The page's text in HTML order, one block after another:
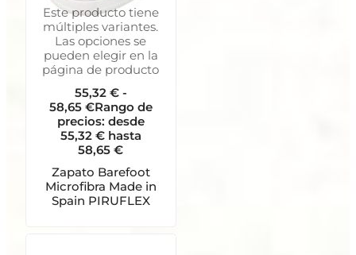
Este producto tiene
múltiples variantes.
Las opciones se
pueden elegir en la
página de producto
55,32 € -
58,65 €Rango de
precios: desde
55,32 € hasta
58,65 €
Zapato Barefoot
Microfibra Made in
Spain PIRUFLEX